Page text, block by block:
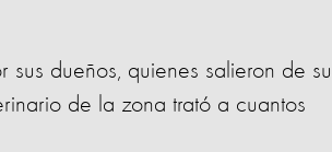
dueños, quienes salieron de
de la zona trató a cuantos